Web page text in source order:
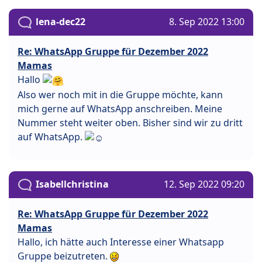
lena-dec22 8. Sep 2022 13:00
Re: WhatsApp Gruppe für Dezember 2022
Mamas
Hallo
Also wer noch mit in die Gruppe möchte, kann
mich gerne auf WhatsApp anschreiben. Meine
Nummer steht weiter oben. Bisher sind wir zu dritt
auf WhatsApp.
Isabellchristina 12. Sep 2022 09:20
Re: WhatsApp Gruppe für Dezember 2022
Mamas
Hallo, ich hätte auch Interesse einer Whatsapp
Gruppe beizutreten.